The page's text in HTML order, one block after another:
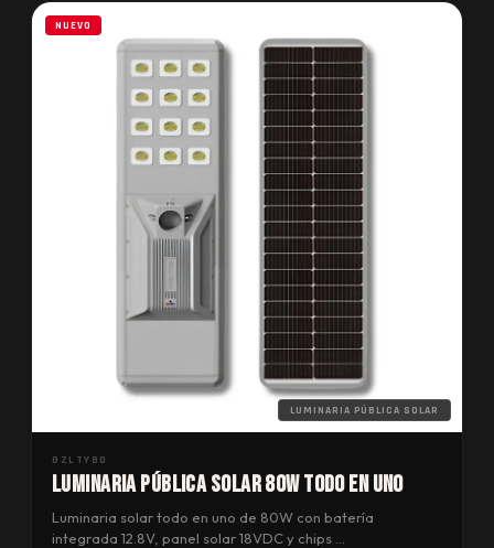
NUEVO
LUMINARIA PÚBLICA SOLAR
GZLTY80
Luminaria Pública Solar 80W Todo en Uno
Luminaria solar todo en uno de 80W con batería
integrada 12.8V, panel solar 18VDC y chips …